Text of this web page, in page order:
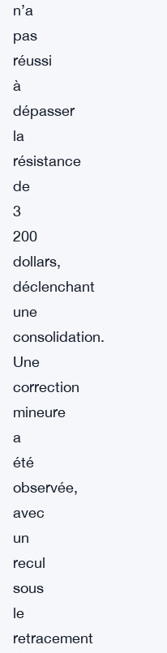
n’a
pas
réussi
à
dépasser
la
résistance
de
3
200
dollars,
déclenchant
une
consolidation.
Une
correction
mineure
a
été
observée,
avec
un
recul
sous
le
retracement